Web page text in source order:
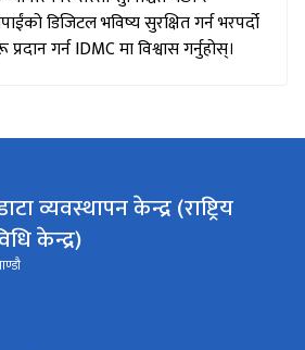
डिजिटल भविष्य सुरक्षित गर्न भरपर्दो
गर्न IDMC मा विश्वास गर्नुहोस्।
व्यवस्थापन केन्द्र (राष्ट्रिय
केन्द्र)